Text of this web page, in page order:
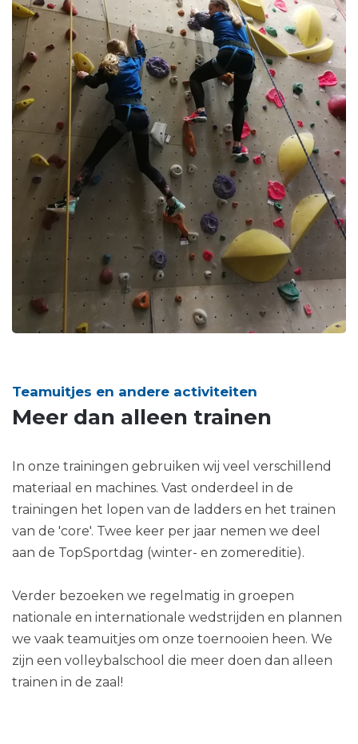
Teamuitjes en andere activiteiten
Meer dan alleen trainen
In onze trainingen gebruiken wij veel verschillend
materiaal en machines. Vast onderdeel in de
trainingen het lopen van de ladders en het trainen
van de 'core'. Twee keer per jaar nemen we deel
aan de TopSportdag (winter- en zomereditie).
Verder bezoeken we regelmatig in groepen
nationale en internationale wedstrijden en plannen
we vaak teamuitjes om onze toernooien heen. We
zijn een volleybalschool die meer doen dan alleen
trainen in de zaal!